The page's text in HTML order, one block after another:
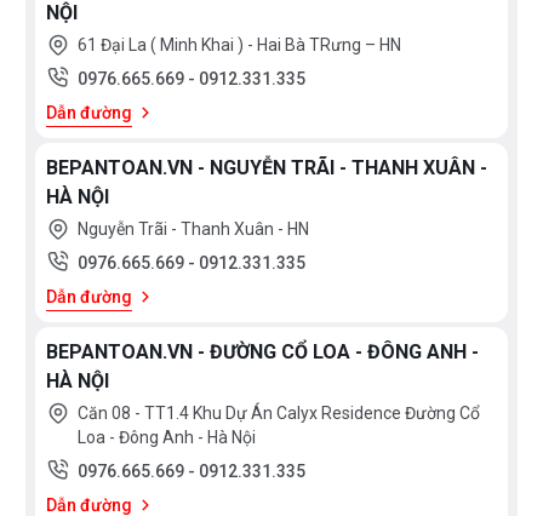
NỘI
61 Đại La ( Minh Khai ) - Hai Bà TRưng – HN
0976.665.669 - 0912.331.335
Dẫn đường
BEPANTOAN.VN - NGUYỄN TRÃI - THANH XUÂN -
HÀ NỘI
Nguyễn Trãi - Thanh Xuân - HN
0976.665.669 - 0912.331.335
Dẫn đường
BEPANTOAN.VN - ĐƯỜNG CỔ LOA - ĐÔNG ANH -
HÀ NỘI
Căn 08 - TT1.4 Khu Dự Án Calyx Residence Đường Cổ
Loa - Đông Anh - Hà Nội
0976.665.669 - 0912.331.335
Dẫn đường